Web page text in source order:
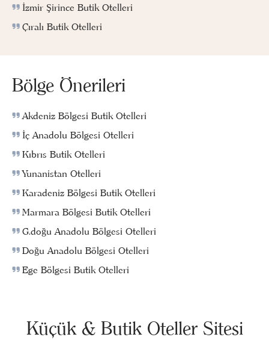
İzmir Şirince Butik Otelleri
Çıralı Butik Otelleri
Bölge Önerileri
Akdeniz Bölgesi Butik Otelleri
İç Anadolu Bölgesi Otelleri
Kıbrıs Butik Otelleri
Yunanistan Otelleri
Karadeniz Bölgesi Butik Otelleri
Marmara Bölgesi Butik Otelleri
G.doğu Anadolu Bölgesi Otelleri
Doğu Anadolu Bölgesi Otelleri
Ege Bölgesi Butik Otelleri
Küçük & Butik Oteller Sitesi